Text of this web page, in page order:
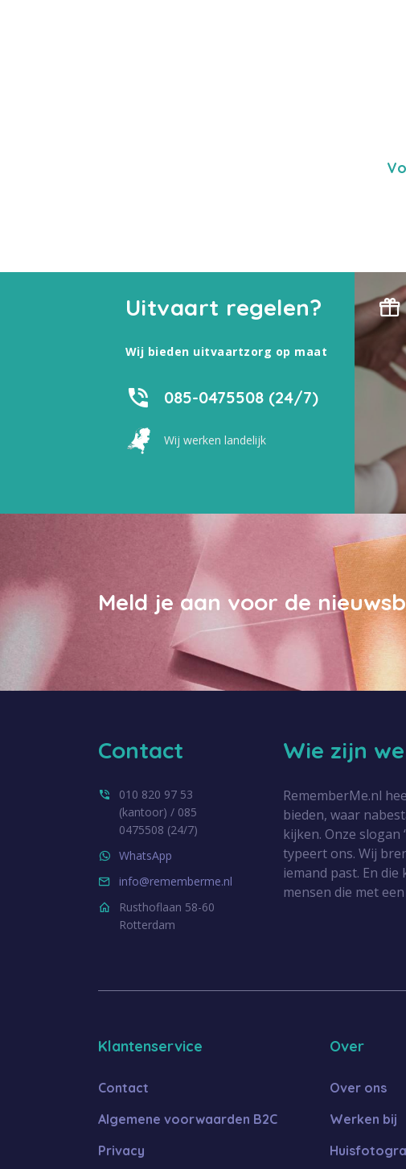
Uitvaart regelen?
Wij bieden uitvaartzorg op maat
085-0475508 (24/7)
Wij werken landelijk
Meld je aan voor de
Contact
010 820 97 53
(kantoor) / 085
0475508 (24/7)
WhatsApp
info@rememberme.nl
Rusthoflaan 58-60
Rotterdam
Wie zijn we
RememberMe.nl
bieden, waar
kijken. Onze slogan
typeert ons. Wij
iemand past. En
mensen die met
Klantenservice
Contact
Algemene voorwaarden B2C
Privacy
Over
Over ons
Werken bij